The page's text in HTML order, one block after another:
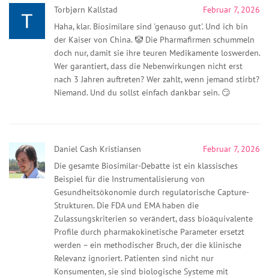
Torbjørn Kallstad
Februar 7, 2026
Haha, klar. Biosimilare sind 'genauso gut'. Und ich bin
der Kaiser von China. 🤡 Die Pharmafirmen schummeln
doch nur, damit sie ihre teuren Medikamente loswerden.
Wer garantiert, dass die Nebenwirkungen nicht erst
nach 3 Jahren auftreten? Wer zahlt, wenn jemand stirbt?
Niemand. Und du sollst einfach dankbar sein. 😏
Daniel Cash Kristiansen
Februar 7, 2026
Die gesamte Biosimilar-Debatte ist ein klassisches
Beispiel für die Instrumentalisierung von
Gesundheitsökonomie durch regulatorische Capture-
Strukturen. Die FDA und EMA haben die
Zulassungskriterien so verändert, dass bioäquivalente
Profile durch pharmakokinetische Parameter ersetzt
werden – ein methodischer Bruch, der die klinische
Relevanz ignoriert. Patienten sind nicht nur
Konsumenten, sie sind biologische Systeme mit